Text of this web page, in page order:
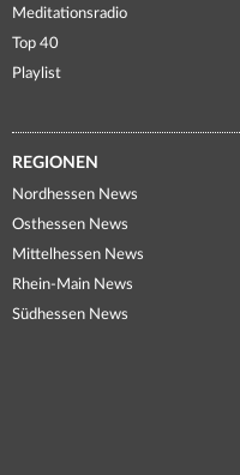
Meditationsradio
Top 40
Playlist
REGIONEN
Nordhessen News
Osthessen News
Mittelhessen News
Rhein-Main News
Südhessen News